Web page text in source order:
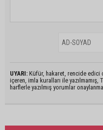
UYARI: Küfür, hakaret, rencide edici
içeren, imla kuralları ile
harflerle yazılmış yorumlar